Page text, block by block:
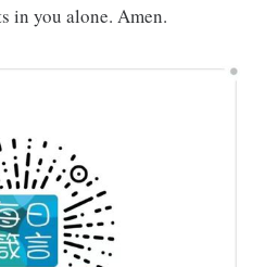
in you alone. Amen.